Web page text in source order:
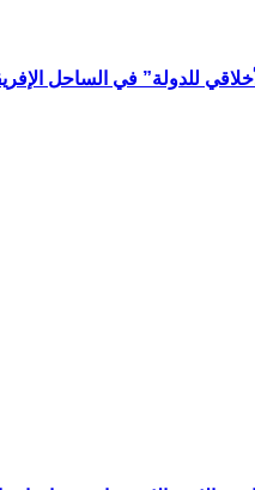
للدولة” في الساحل